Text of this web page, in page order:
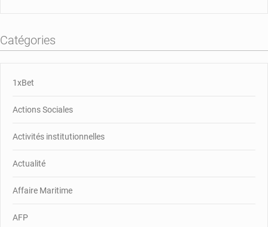
Catégories
1xBet
Actions Sociales
Activités institutionnelles
Actualité
Affaire Maritime
AFP